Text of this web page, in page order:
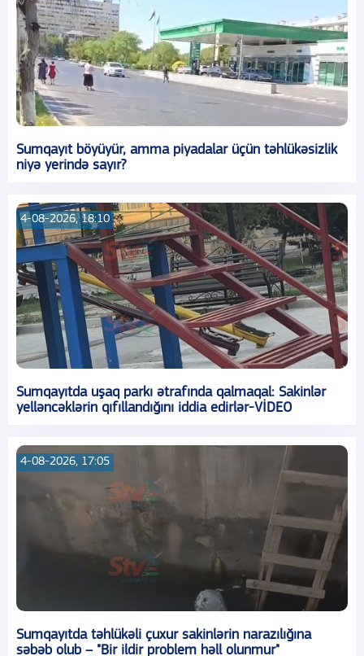
Sumqayıt böyüyür, amma piyadalar üçün təhlükəsizlik
niyə yerində sayır?
4-08-2026, 18:10
Sumqayıtda uşaq parkı ətrafında qalmaqal: Sakinlər
yelləncəklərin qıfıllandığını iddia edirlər-VİDEO
4-08-2026, 17:05
Sumqayıtda təhlükəli çuxur sakinlərin narazılığına
səbəb olub – "Bir ildir problem həll olunmur"